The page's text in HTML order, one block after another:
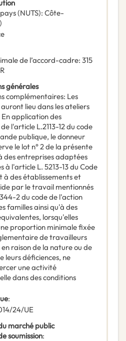
(NUTS): Côte-
)
de l’accord-cadre: 315
générales
complémentaires: Les
lieu dans les ateliers
application des
l'article L.2113-12 du code
publique, le donneur
le lot n° 2 de la présente
des entreprises adaptées
à l'article L. 5213-13 du Code
à des établissements et
par le travail mentionnés
2 du code de l'action
familles ainsi qu'à des
lorsqu'elles
proportion minimale fixée
de travailleurs
raison de la nature ou de
leurs déficiences, ne
une activité
dans des conditions
:
24/UE
marché public
soumission: